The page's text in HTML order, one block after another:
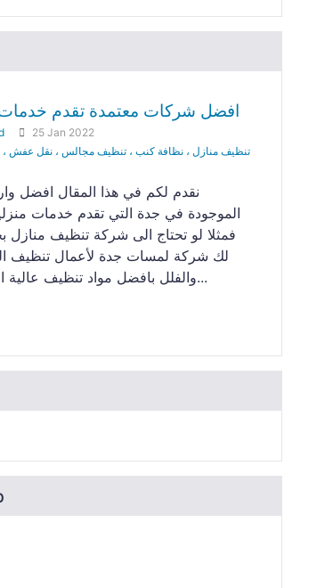
افضل شركات معتمدة تقدم خدمات
25 Jan 2022
تنظيف منازل ، نظافة كنب ، تنظيف مجالس ، نقل عفش
نقدم لكم في هذا المقال افضل
الموجودة في جدة التي تقدم خدمات
فمثلا لو تحتاج الى شركة تنظيف منازل
لك شركة لمسات جدة لأعمال تنظيف
والفلل بافضل مواد تنظيف عالية الجودة ولو تريد...